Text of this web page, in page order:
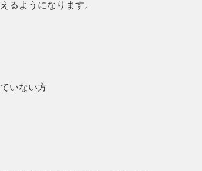
るようになります。
いない方